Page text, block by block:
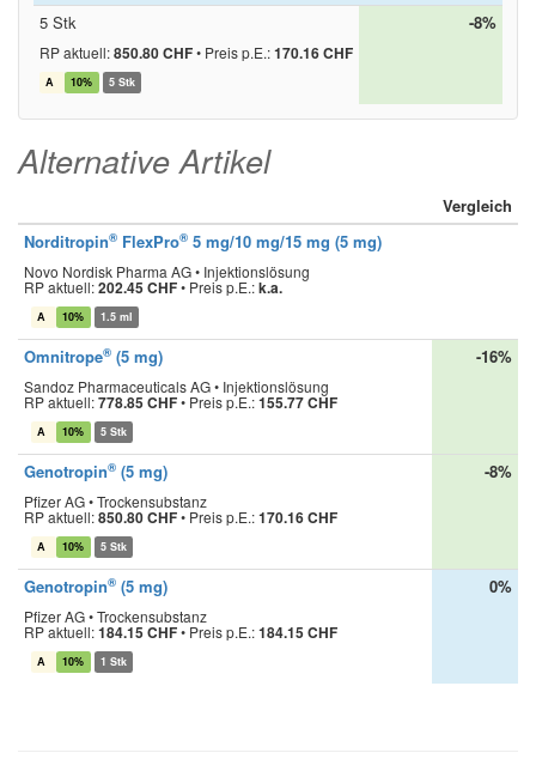
5 Stk
RP aktuell:850.80 CHF• Preis p.E.:170.16 CHF
A 10% 5 Stk
-8%
Alternative Artikel
Vergleich
Norditropin® FlexPro® 5 mg/10 mg/15 mg (5 mg)
Novo Nordisk Pharma AG • Injektionslösung
RP aktuell:202.45 CHF• Preis p.E.:k.a.
A 10% 1.5 ml
Omnitrope® (5 mg)
Sandoz Pharmaceuticals AG • Injektionslösung
RP aktuell:778.85 CHF• Preis p.E.:155.77 CHF
A 10% 5 Stk
-16%
Genotropin® (5 mg)
Pfizer AG • Trockensubstanz
RP aktuell:850.80 CHF• Preis p.E.:170.16 CHF
A 10% 5 Stk
-8%
Genotropin® (5 mg)
Pfizer AG • Trockensubstanz
RP aktuell:184.15 CHF• Preis p.E.:184.15 CHF
A 10% 1 Stk
0%